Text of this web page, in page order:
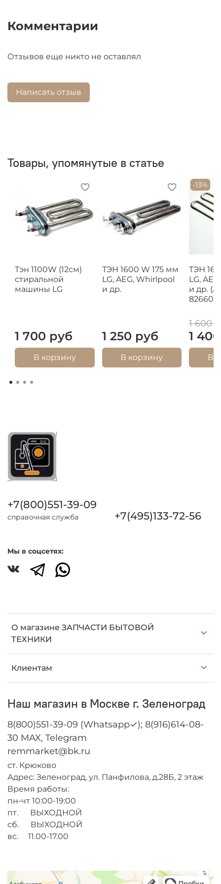
Комментарии
Отзывов еще никто не оставлял
Написать отзыв
Товары, упомянутые в статье
Тэн 1100W (12см)
стиральной
машины LG
1 700 руб
В корзину
ТЭН 1600 W 175 мм
LG, AEG, Whirlpool
и др.
1 250 руб
В корзину
-13%
ТЭН
LG,
и др.
1 600
1
В
О магазине ЗАПЧАСТИ БЫТОВОЙ
ТЕХНИКИ
Клиентам
+7(800)551-39-09
справочная служба +7(495)133-72-56
Мы в соцсетях:
Наш магазин в Москве г. Зеленоград
8(800)551-39-09 (Whatsapp✓); 8(916)614-08-
30 MAX, Telegram
remmarket@bk.ru
ст. Крюково
Адрес: Зеленоград, ул. Панфилова, д.28Б, 2 этаж
Время работы:
пн-чт 10:00-19:00
пт. ВЫХОДНОЙ
сб. ВЫХОДНОЙ
вс. 11.00-17.00